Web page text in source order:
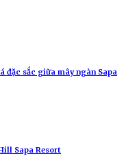
đặc sắc giữa mây ngàn Sapa
Sapa Resort